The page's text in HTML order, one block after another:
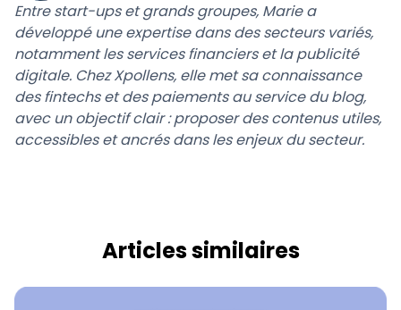
Entre start-ups et grands groupes, Marie a
développé une expertise dans des secteurs variés,
notamment les services financiers et la publicité
digitale. Chez Xpollens, elle met sa connaissance
des fintechs et des paiements au service du blog,
avec un objectif clair : proposer des contenus utiles,
accessibles et ancrés dans les enjeux du secteur.
Articles similaires